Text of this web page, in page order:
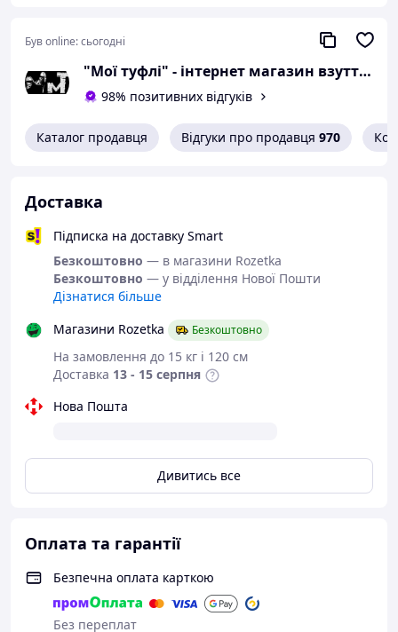
Можлива похибка вимірювань +/- 2мм.
При оформленні замовлення
необхідний розмір вказуйте в
коментарях.
Вам сподобалася модель
Зателефонуйте 067-9272731 / 050-
9336271 і уточніть наявність
необхідного Вам розміру.
Або задайте запитання на
simashkevichr@ukr.net
Всі товари магазину -->
Взуття від
українського
виробника
Дуже легкі. Ефектна модель, зручна
Шнуровка дозволяє зафіксувати підйом
Вашої ноги.
Піно-латексная устілка додає комфорту
Був online:сьогодні
"Мої туфлі" - інтернет магазин взуття на всі випадки життя.
98% позитивних відгуків
Каталог продавця Відгуки про продавця 970
Доставка
Підписка на доставку Smart
Безкоштовно — в магазини Rozetka
Безкоштовно — у відділення Нової Пошти
Дізнатися більше
Магазини Rozetka
Безкоштовно
На замовлення до 15 кг і 120 см
Доставка 13 - 15 серпня
Нова Пошта
Дивитись все
Оплата та гарантії
Безпечна оплата карткою
Без переплат